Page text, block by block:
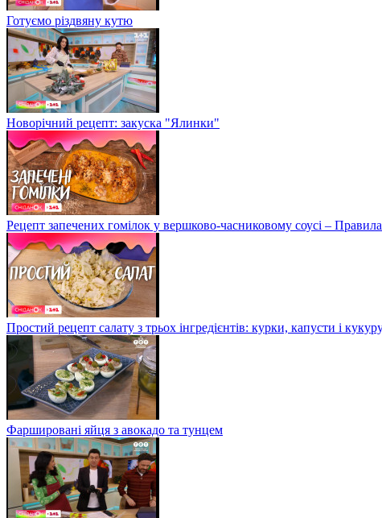
Готуємо різдвяну кутю
Новорічний рецепт: закуска "Ялинки"
Рецепт запечених гомілок у вершково-часниковому соусі –
Простий рецепт салату з трьох інгредієнтів: курки, капусти і
Фаршировані яйця з авокадо та тунцем